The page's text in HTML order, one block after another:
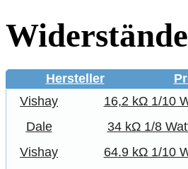
Hersteller
Vishay
16,2 kΩ 1/10
Dale 34 kΩ 1/8
Vishay 64.9 kΩ 1/10